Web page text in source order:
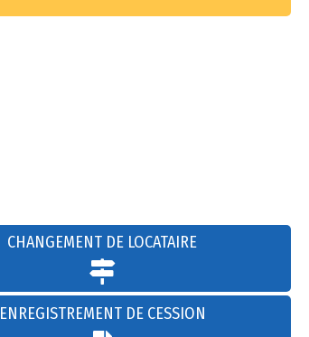
CHANGEMENT DE LOCATAIRE
ENREGISTREMENT DE CESSION